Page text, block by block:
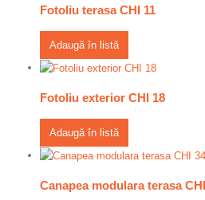
Fotoliu terasa CHI 11
Adaugă în listă
Fotoliu exterior CHI 18
Adaugă în listă
Canapea modulara terasa